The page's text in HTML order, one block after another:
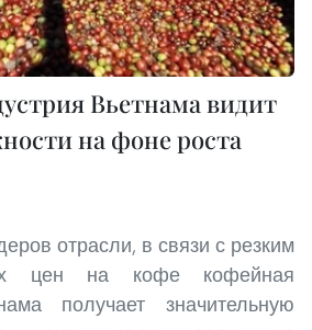
Вьетнама видит
на фоне роста
отрасли, в связи с резким
цен на кофе кофейная
получает значительную